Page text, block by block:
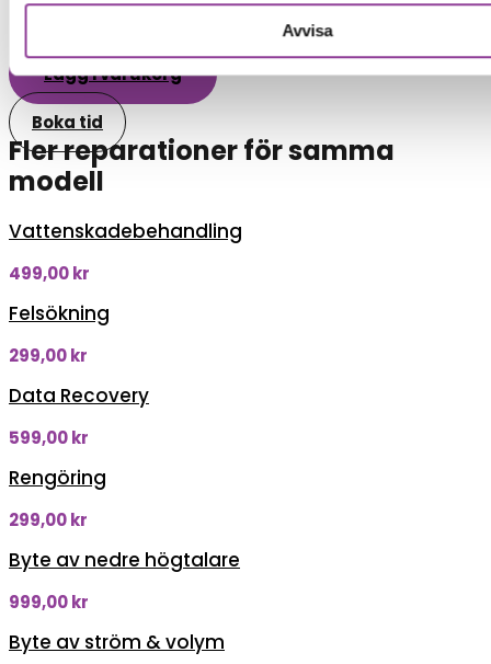
Avvisa
Reparations tid – Ca 60 minuter.
Lägg i varukorg
Boka tid
Fler reparationer för samma
modell
Vattenskadebehandling
499,00kr
Felsökning
299,00kr
Data Recovery
599,00kr
Rengöring
299,00kr
Byte av nedre högtalare
999,00kr
Byte av ström & volym